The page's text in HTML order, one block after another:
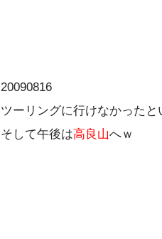
20090816
ツーリングに行けなかった
そして午後は高良山へｗ